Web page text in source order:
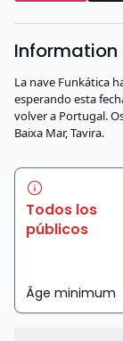
Information
La nave Funkática
esperando esta
volver a Portugal.
Baixa Mar, Tavira.
Todos los
públicos
Âge minimum